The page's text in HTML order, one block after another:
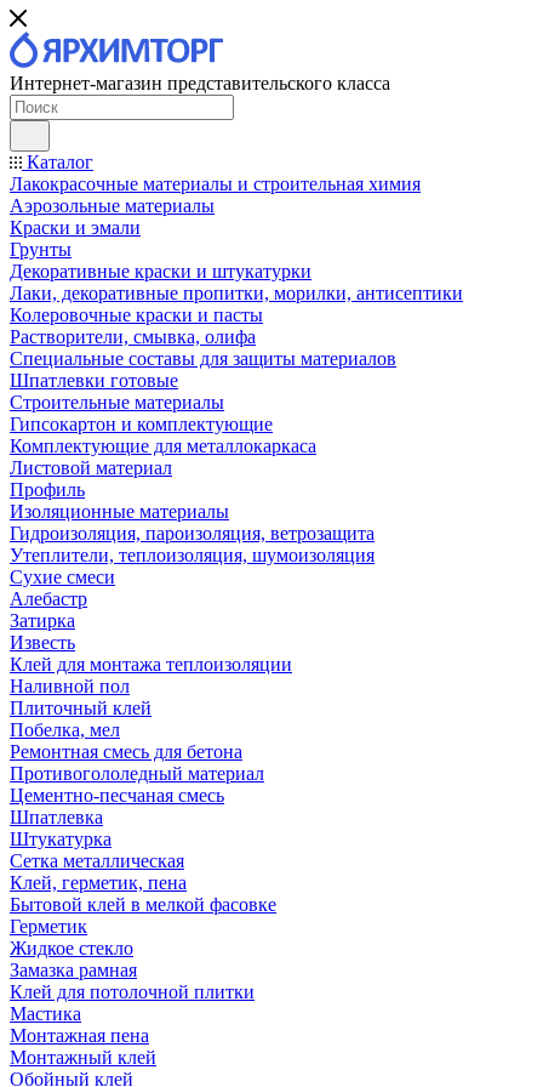
Интернет-магазин представительского класса
Каталог
Лакокрасочные материалы и строительная химия
Аэрозольные материалы
Краски и эмали
Грунты
Декоративные краски и штукатурки
Лаки, декоративные пропитки, морилки, антисептики
Колеровочные краски и пасты
Растворители, смывка, олифа
Специальные составы для защиты материалов
Шпатлевки готовые
Строительные материалы
Гипсокартон и комплектующие
Комплектующие для металлокаркаса
Листовой материал
Профиль
Изоляционные материалы
Гидроизоляция, пароизоляция, ветрозащита
Утеплители, теплоизоляция, шумоизоляция
Сухие смеси
Алебастр
Затирка
Известь
Клей для монтажа теплоизоляции
Наливной пол
Плиточный клей
Побелка, мел
Ремонтная смесь для бетона
Противогололедный материал
Цементно-песчаная смесь
Шпатлевка
Штукатурка
Сетка металлическая
Клей, герметик, пена
Бытовой клей в мелкой фасовке
Герметик
Жидкое стекло
Замазка рамная
Клей для потолочной плитки
Мастика
Монтажная пена
Монтажный клей
Обойный клей